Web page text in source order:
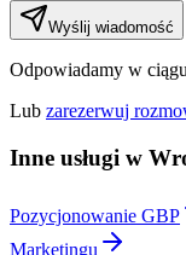
Wyślij wiadomość
Odpowiadamy w
Lub zarezerwuj
Inne usługi w
Pozycjonowanie GBP
Marketingu